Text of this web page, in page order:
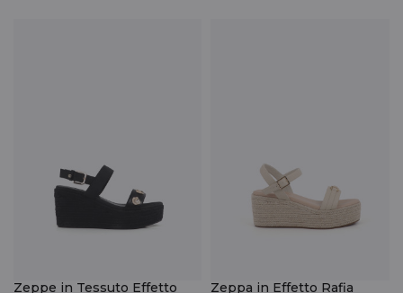
Zeppe in Tessuto Effetto Zeppa in Effetto Rafia